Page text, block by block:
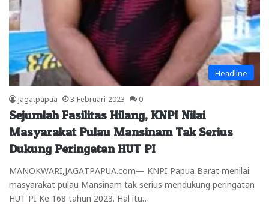
Headline
jagatpapua 3 Februari 2023 0
Sejumlah Fasilitas Hilang, KNPI Nilai
Masyarakat Pulau Mansinam Tak Serius
Dukung Peringatan HUT PI
MANOKWARI,JAGATPAPUA.com— KNPI Papua Barat menilai
masyarakat pulau Mansinam tak serius mendukung peringatan
HUT PI Ke 168 tahun 2023. Hal itu…